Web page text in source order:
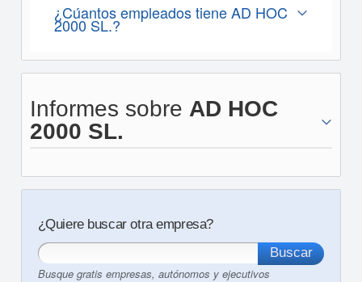
¿Cúantos empleados tiene AD HOC
2000 SL.?
Informes sobre AD HOC
2000 SL.
¿Quiere buscar otra empresa?
Busque gratis empresas, autónomos y ejecutivos